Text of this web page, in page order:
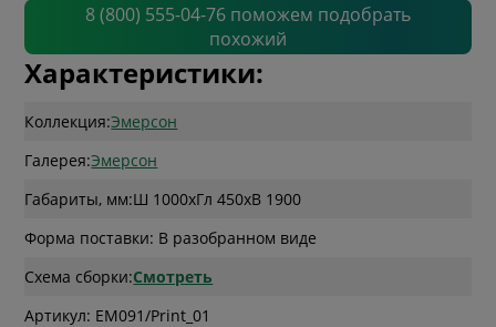
8 (800) 555-04-76 поможем подобрать
похожий
Характеристики:
Коллекция:Эмерсон
Галерея:Эмерсон
Габариты, мм:Ш 1000xГл 450xВ 1900
Форма поставки: В разобранном виде
Схема сборки:Смотреть
Артикул: EM091/Print_01